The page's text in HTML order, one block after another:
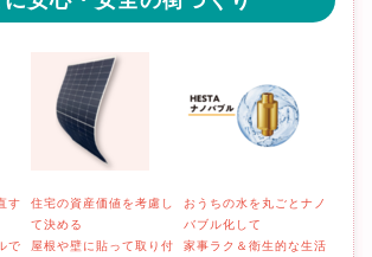
す
で
住宅の資産価値を考慮し
て決める
屋根や壁に貼って取り付
おうちの水を丸ごとナノ
バブル化して
家事ラク＆衛生的な生活
そ
減を
取